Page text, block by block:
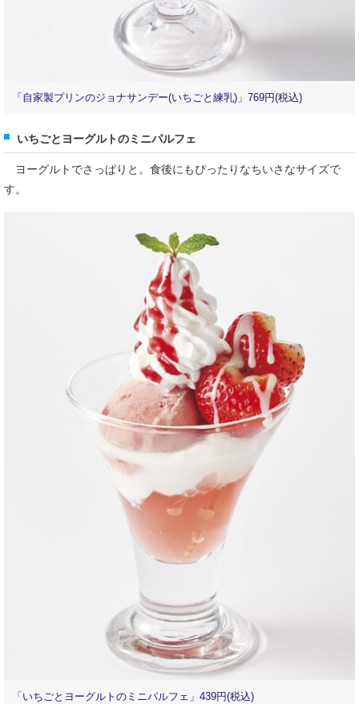
「自家製プリンのジョナサンデー(いちごと練乳)」769円(税込)
いちごとヨーグルトのミニパルフェ
ヨーグルトでさっぱりと。食後にもぴったりなちいさなサイズで
す。
「いちごとヨーグルトのミニパルフェ」439円(税込)